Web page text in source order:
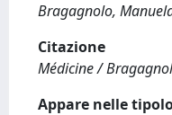
Bragagnolo,
Citazione
Médicine /
Appare nelle